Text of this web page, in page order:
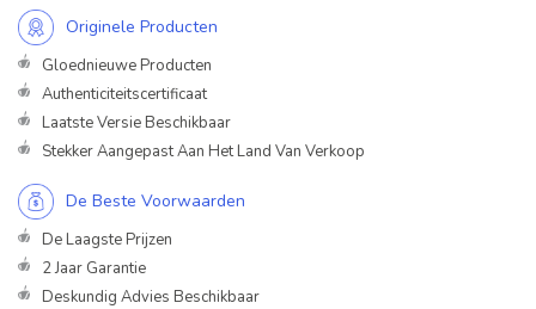
Originele Producten
Gloednieuwe Producten
Authenticiteitscertificaat
Laatste Versie Beschikbaar
Stekker Aangepast Aan Het Land Van Verkoop
De Beste Voorwaarden
De Laagste Prijzen
2 Jaar Garantie
Deskundig Advies Beschikbaar